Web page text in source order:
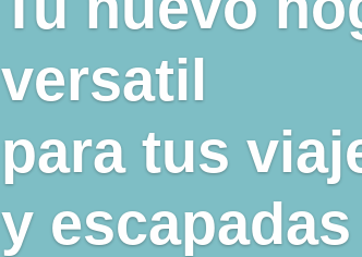
versat
para tus
y escapadas